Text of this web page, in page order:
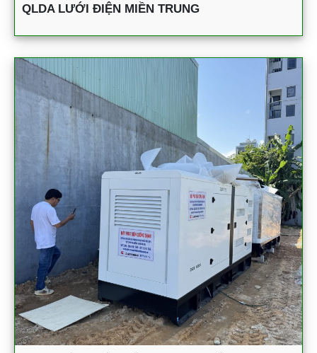
QLDA LƯỚI ĐIỆN MIỀN TRUNG